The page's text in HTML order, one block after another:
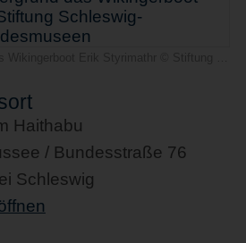
Haithabu
/ Bundesstraße 76
Schleswig